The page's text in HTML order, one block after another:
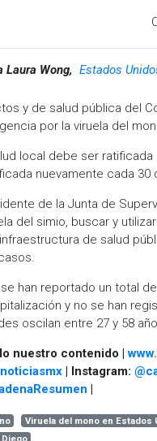
Laura Wong, Estados
y de salud pública del
por la viruela del
local debe ser
nuevamente cada 30
de la Junta de
del simio, buscar y
de salud
han reportado un total
y no se han
oscilan entre 27 y 58
nuestro contenido |
| Instagram:
|
Viruela del mono en Estados